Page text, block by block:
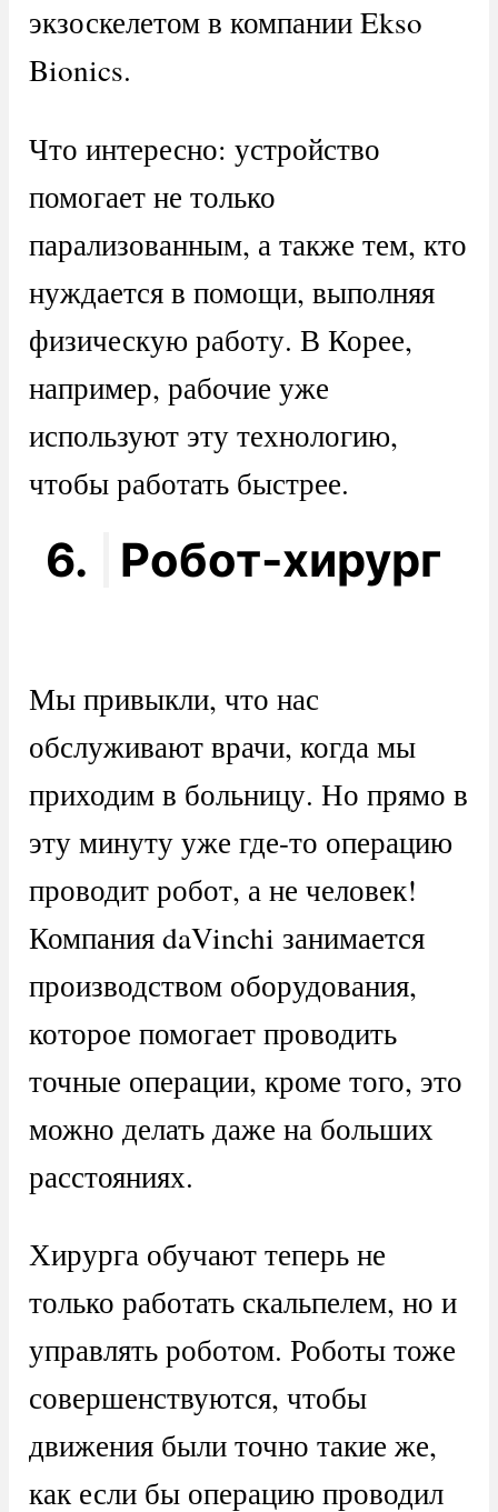
экзоскелетом в компании Ekso
Bionics.
Что интересно: устройство
помогает не только
парализованным, а также тем, кто
нуждается в помощи, выполняя
физическую работу. В Корее,
например, рабочие уже
используют эту технологию,
чтобы работать быстрее.
6. Робот-хирург
Мы привыкли, что нас
обслуживают врачи, когда мы
приходим в больницу. Но прямо в
эту минуту уже где-то операцию
проводит робот, а не человек!
Компания daVinchi занимается
производством оборудования,
которое помогает проводить
точные операции, кроме того, это
можно делать даже на больших
расстояниях.
Хирурга обучают теперь не
только работать скальпелем, но и
управлять роботом. Роботы тоже
совершенствуются, чтобы
движения были точно такие же,
как если бы операцию проводил